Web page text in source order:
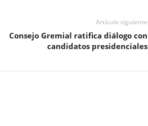
Artículo siguiente
Consejo Gremial ratifica diálogo con
candidatos presidenciales